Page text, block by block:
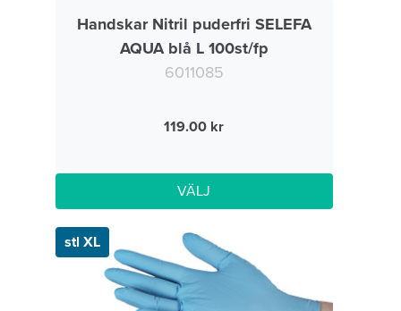
Handskar Nitril puderfri SELEFA
AQUA blå L 100st/fp
6011085
119.00
VÄLJ
stl XL